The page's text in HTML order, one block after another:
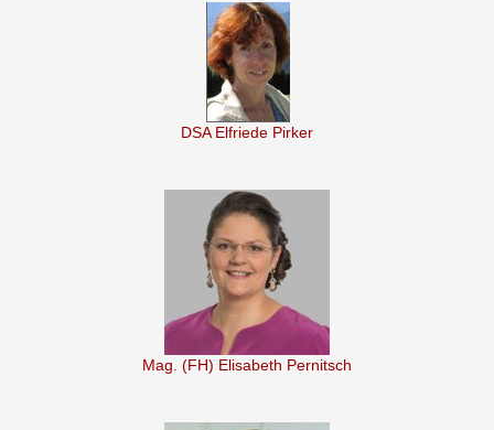
DSA Elfriede Pirker
Mag. (FH) Elisabeth Pernitsch